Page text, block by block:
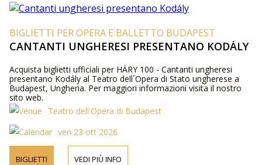
BIGLIETTI PER OPERA E BALLETTO BUDAPEST
CANTANTI UNGHERESI PRESENTANO KODÁLY
Acquista biglietti ufficiali per HÁRY 100 - Cantanti ungheresi
presentano Kodály al Teatro dell´Opera di Stato ungherese a
Budapest, Ungheria. Per maggiori informazioni visita il nostro
sito web.
Teatro dell'Opera di Budapest
ven 23 ott 2026
BIGLIETTI VEDI PIÙ INFO